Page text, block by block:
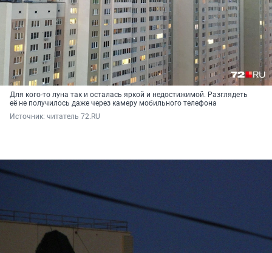
Для кого-то луна так и осталась яркой и недостижимой. Разглядеть
её не получилось даже через камеру мобильного телефона
Источник: читатель 72.RU